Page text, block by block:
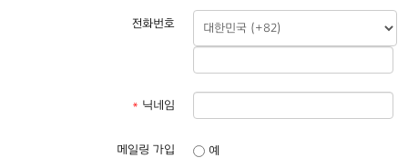
전화번호
* 닉네임
메일링 가입
예